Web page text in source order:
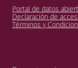
Portal de datos
Declaración de
Términos y